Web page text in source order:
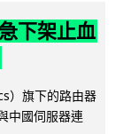
下架止血
）旗下的路由器
中國伺服器連